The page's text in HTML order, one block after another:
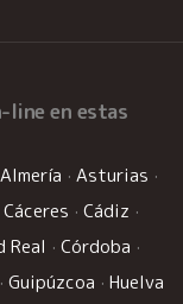
line en estas
Almería · Asturias ·
Cáceres · Cádiz ·
Real · Córdoba ·
· Guipúzcoa · Huelva